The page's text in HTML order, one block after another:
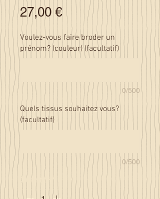
27,00 €Prix
Voulez-vous faire broder un
prénom? (couleur) (facultatif)
0/500
Quels tissus souhaitez vous?
(facultatif)
0/500
Quantité *